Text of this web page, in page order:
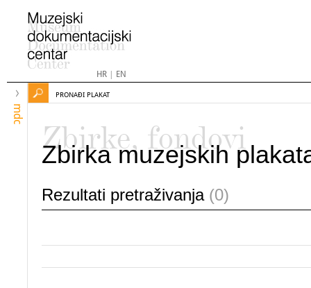
HR| EN
mdc
PRONAĐI PLAKAT
Zbirke, fondovi
Zbirka muzejskih
Rezultati pretraživanja (0)